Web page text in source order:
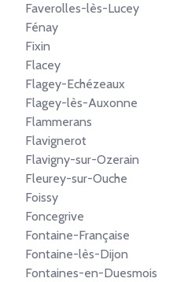
Faverolles-lès-Lucey
Fénay
Fixin
Flacey
Flagey-Echézeaux
Flagey-lès-Auxonne
Flammerans
Flavignerot
Flavigny-sur-Ozerain
Fleurey-sur-Ouche
Foissy
Foncegrive
Fontaine-Française
Fontaine-lès-Dijon
Fontaines-en-Duesmois